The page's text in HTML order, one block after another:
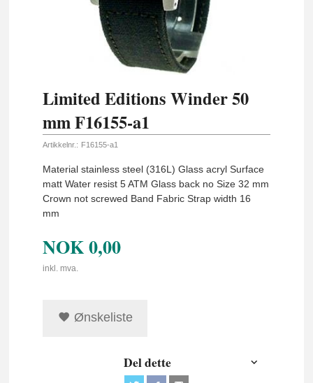
Limited Editions Winder 50
mm F16155-a1
Artikkelnr.: F16155-a1
Material stainless steel (316L) Glass acryl Surface
matt Water resist 5 ATM Glass back no Size 32 mm
Crown not screwed Band Fabric Strap width 16
mm
NOK0,00
inkl. mva.
Ønskeliste
Del dette